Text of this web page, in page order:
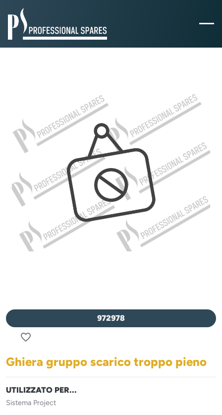
972978
favorite_border
Ghiera gruppo scarico troppo pieno
UTILIZZATO PER...
Sistema Project